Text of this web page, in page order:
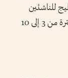
للناشئين
للشطرنج 2026، التي تستضيفها عجمان خلال الفترة من 3 إلى 10